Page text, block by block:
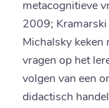
metacognitieve
2009; Kramarski
Michalsky keken
vragen op het
volgen van een
didactisch